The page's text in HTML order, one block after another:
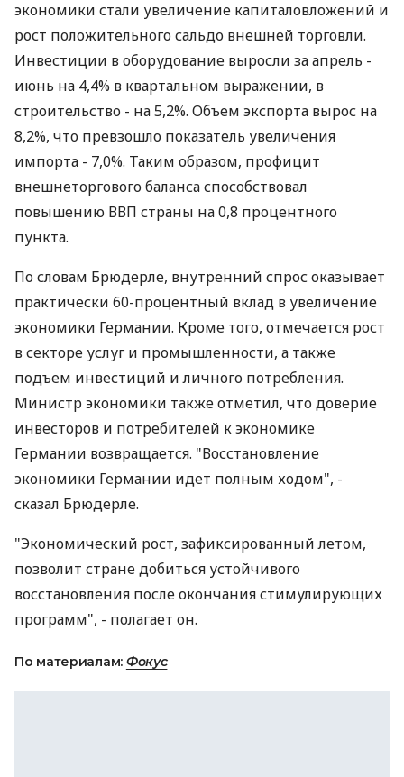
экономики стали увеличение капиталовложений и
рост положительного сальдо внешней торговли.
Инвестиции в оборудование выросли за апрель -
июнь на 4,4% в квартальном выражении, в
строительство - на 5,2%. Объем экспорта вырос на
8,2%, что превзошло показатель увеличения
импорта - 7,0%. Таким образом, профицит
внешнеторгового баланса способствовал
повышению ВВП страны на 0,8 процентного
пункта.
По словам Брюдерле, внутренний спрос оказывает
практически 60-процентный вклад в увеличение
экономики Германии. Кроме того, отмечается рост
в секторе услуг и промышленности, а также
подъем инвестиций и личного потребления.
Министр экономики также отметил, что доверие
инвесторов и потребителей к экономике
Германии возвращается. "Восстановление
экономики Германии идет полным ходом", -
сказал Брюдерле.
"Экономический рост, зафиксированный летом,
позволит стране добиться устойчивого
восстановления после окончания стимулирующих
программ", - полагает он.
По материалам: Фокус